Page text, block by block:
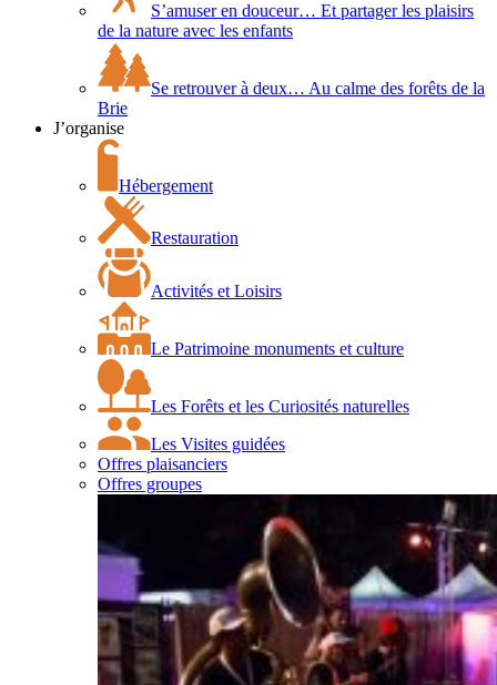
S’amuser en douceur… Et partager les plaisirs
de la nature avec les enfants
Se retrouver à deux… Au calme des forêts de la
Brie
J’organise
Hébergement
Restauration
Activités et Loisirs
Le Patrimoine monuments et culture
Les Forêts et les Curiosités naturelles
Les Visites guidées
Offres plaisanciers
Offres groupes